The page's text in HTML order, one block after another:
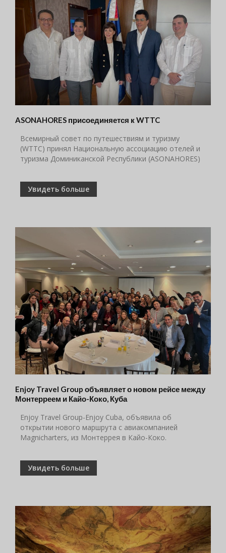
ASONAHORES присоединяется к WTTC
Всемирный совет по путешествиям и туризму
(WTTC) принял Национальную ассоциацию отелей и
туризма Доминиканской Республики (ASONAHORES)
Увидеть больше
Enjoy Travel Group объявляет о новом рейсе между
Монтерреем и Кайо-Коко, Куба
Enjoy Travel Group-Enjoy Cuba, объявила об
открытии нового маршрута с авиакомпанией
Magnicharters, из Монтеррея в Кайо-Коко.
Увидеть больше